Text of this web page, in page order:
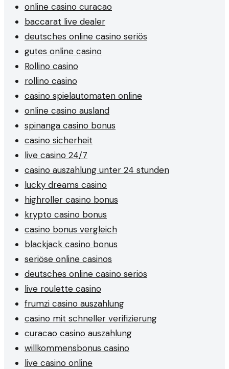
online casino curacao
baccarat live dealer
deutsches online casino seriös
gutes online casino
Rollino casino
rollino casino
casino spielautomaten online
online casino ausland
spinanga casino bonus
casino sicherheit
live casino 24/7
casino auszahlung unter 24 stunden
lucky dreams casino
highroller casino bonus
krypto casino bonus
casino bonus vergleich
blackjack casino bonus
seriöse online casinos
deutsches online casino seriös
live roulette casino
frumzi casino auszahlung
casino mit schneller verifizierung
curacao casino auszahlung
willkommensbonus casino
live casino online